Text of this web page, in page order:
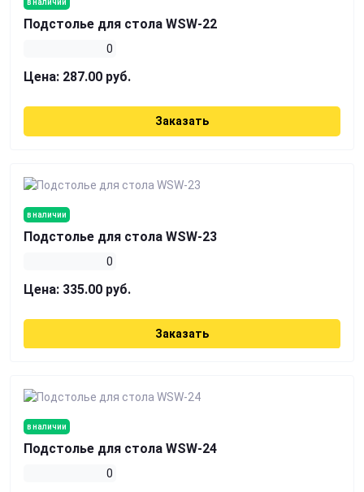
в наличии
Подстолье для стола WSW-22
0
Цена: 287.00 руб.
Заказать
в наличии
Подстолье для стола WSW-23
0
Цена: 335.00 руб.
Заказать
в наличии
Подстолье для стола WSW-24
0